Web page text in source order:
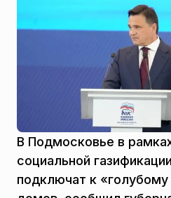
В Подмосковье в
социальной
подключат к